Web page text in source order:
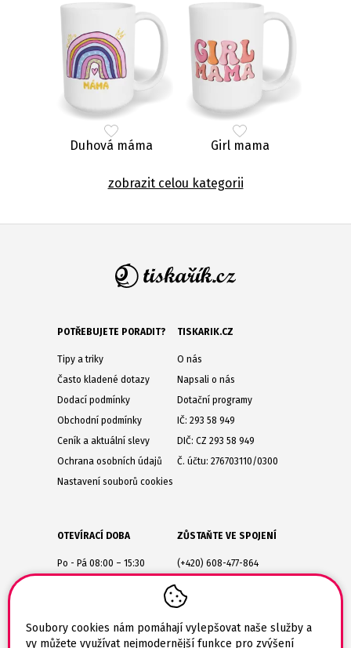
Soubory cookies nám pomáhají vylepšovat naše služby a
vy můžete využívat nejmodernější funkce pro zvýšení
Duhová máma Girl mama
zobrazit celou kategorii
POTŘEBUJETE PORADIT?
Tipy a triky
Často kladené dotazy
Dodací podmínky
Obchodní podmínky
Ceník a aktuální slevy
Ochrana osobních údajů
Nastavení souborů cookies
TISKARIK.CZ
O nás
Napsali o nás
Dotační programy
IČ: 293 58 949
DIČ: CZ 293 58 949
Č. účtu: 276703110/0300
OTEVÍRACÍ DOBA
Po - Pá 08:00 – 15:30
Jaroměřice nad Rokytnou
675 51
ZŮSTAŇTE VE SPOJENÍ
(+420) 608-477-864